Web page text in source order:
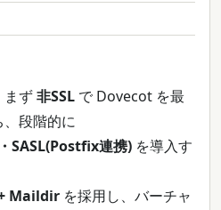
まず非SSL で Dovecot を最
段階的に
SASL(Postfix連携) を導入す
Maildir を採用し、バーチャ